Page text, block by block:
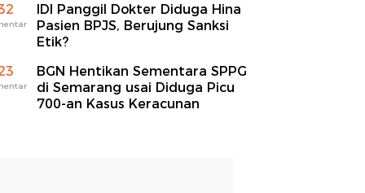
IDI Panggil Dokter Diduga Hina
Pasien BPJS, Berujung Sanksi
Etik?
BGN Hentikan Sementara SPPG
di Semarang usai Diduga Picu
700-an Kasus Keracunan